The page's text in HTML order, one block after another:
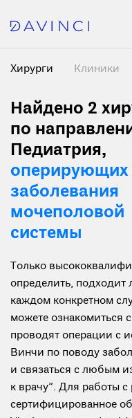
Хирурги Клиники
Найдено 2
по
Педиатрия,
оперирующих
заболевания
мочеполовой
системы
Только
определить, подходит
каждом конкретном
можете ознакомиться
проводят операции с
Винчи по поводу
и связаться с любым
к врачу”. Для работы
сертифицированное